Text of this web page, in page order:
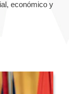
económico y